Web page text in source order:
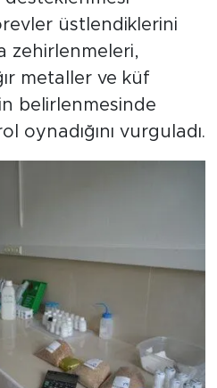
üstlendiklerini
zehirlenmeleri,
metaller ve küf
belirlenmesinde
oynadığını vurguladı.